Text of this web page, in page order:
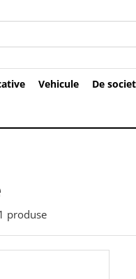
Vehicule De
produse